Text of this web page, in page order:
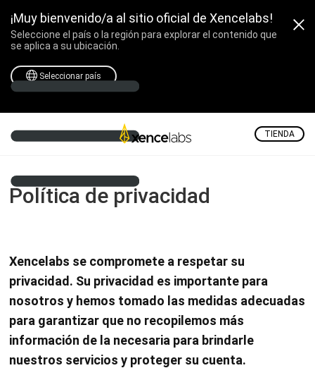
¡Muy bienvenido/a al sitio oficial de Xencelabs!
Seleccione el país o la región para explorar el contenido que
se aplica a su ubicación.
Seleccionar país
TIENDA
Política de privacidad
Xencelabs se compromete a respetar su
privacidad. Su privacidad es importante para
nosotros y hemos tomado las medidas adecuadas
para garantizar que no recopilemos más
información de la necesaria para brindarle
nuestros servicios y proteger su cuenta.